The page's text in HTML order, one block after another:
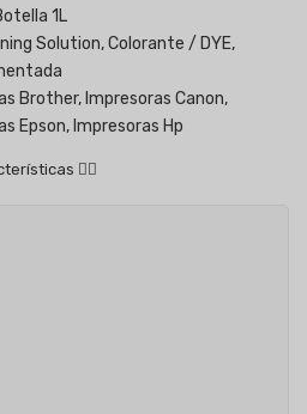
1L
Solution, Colorante / DYE,
Brother, Impresoras Canon,
Epson, Impresoras Hp
👇🏻